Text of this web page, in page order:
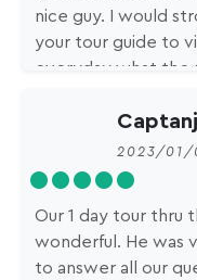
nice guy. I would
your tour guide to
everyday what the
2023/01/
Our 1 day tour thru
wonderful. He was
to answer all our